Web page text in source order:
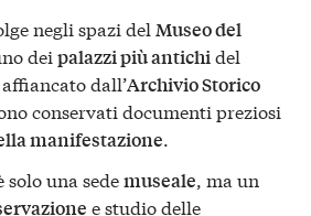
negli spazi del Museo del
dei palazzi più antichidel
dall’Archivio Storico
conservati documenti preziosi
manifestazione.
solo una sedemuseale, ma un
e studio delle